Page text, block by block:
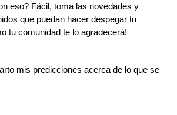
eso? Fácil, toma las novedades y
que puedan hacer despegar tu
tu comunidad te lo agradecerá!
mis predicciones acerca de lo que se